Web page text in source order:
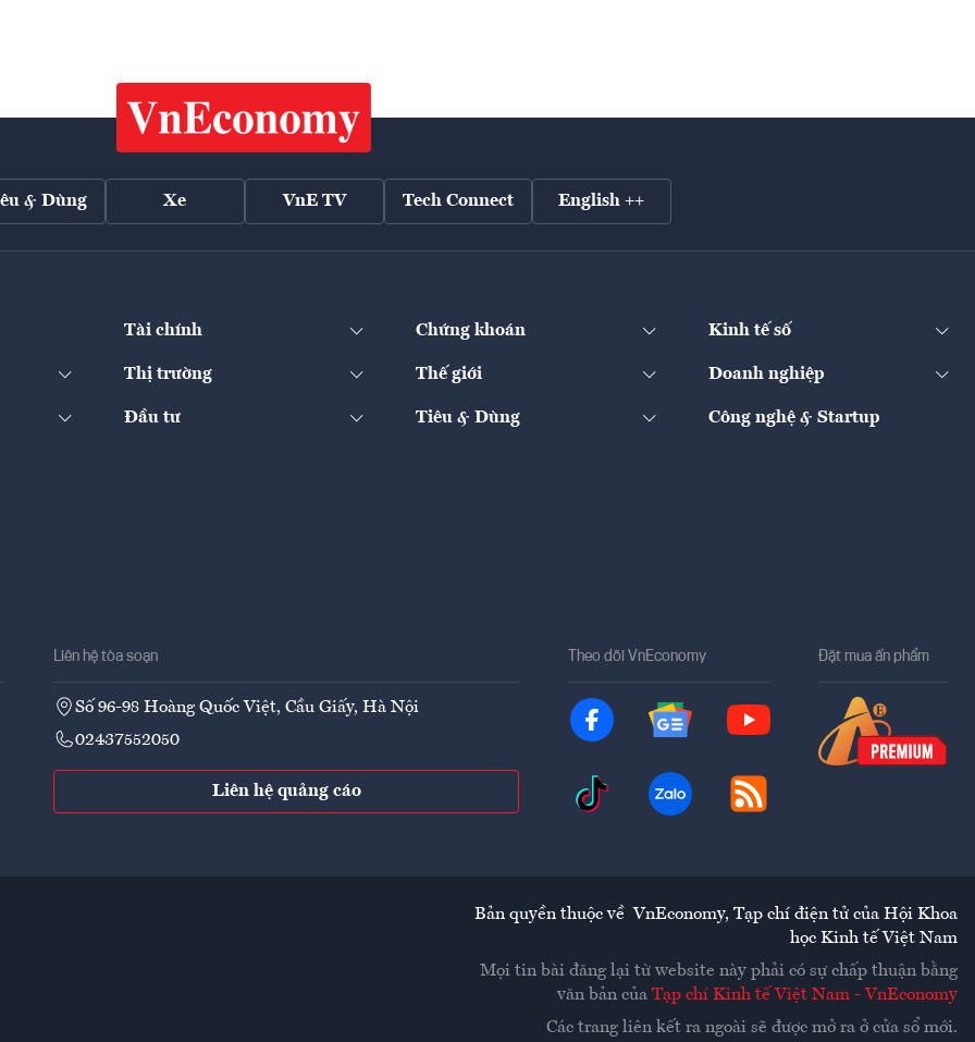
& Dùng Xe VnE TV Tech Connect English ++
Tài chính Chứng khoán Kinh tế số
Thị trường Thế giới Doanh nghiệp
Đầu tư Tiêu & Dùng Công nghệ & Startup
Liên hệ tòa soạn
Số 96-98 Hoàng Quốc Việt, Cầu Giấy, Hà Nội
02437552050
Liên hệ quảng cáo
Theo dõi VnEconomy Đặt mua ấn phẩm
Bản quyền thuộc về VnEconomy, Tạp chí điện tử của Hội Khoa
học Kinh tế Việt Nam
Mọi tin bài đăng lại từ website này phải có sự chấp thuận bằng
văn bản của Tạp chí Kinh tế Việt Nam - VnEconomy
Các trang liên kết ra ngoài sẽ được mở ra ở cửa sổ mới.